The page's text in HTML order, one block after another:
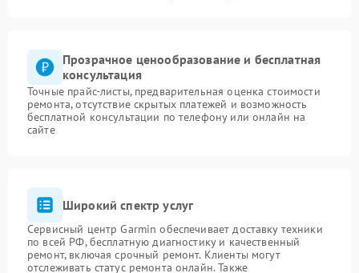
Прозрачное ценообразование и бесплатная
консультация
Точные прайс-листы, предварительная оценка стоимости
ремонта, отсутствие скрытых платежей и возможность
бесплатной консультации по телефону или онлайн на
сайте
Широкий спектр услуг
Сервисный центр Garmin обеспечивает доставку техники
по всей РФ, бесплатную диагностику и качественный
ремонт, включая срочный ремонт. Клиенты могут
отслеживать статус ремонта онлайн. Также